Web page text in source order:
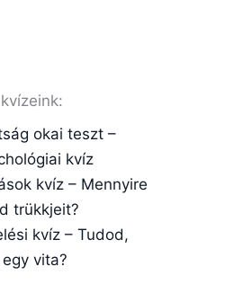
okai teszt –
kvíz
kvíz – Mennyire
trükkjeit?
kvíz – Tudod,
vita?